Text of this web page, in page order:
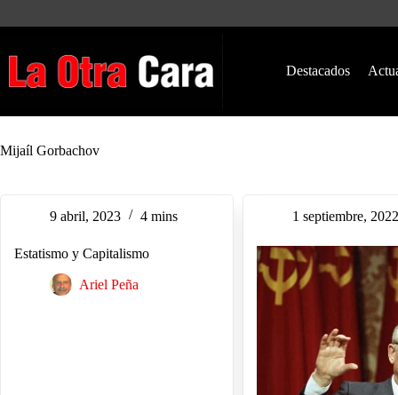
Destacados
Mijaíl Gorbachov
9 abril, 2023 4 mins
Estatismo y Capitalismo
Ariel Peña
1 septiembre,